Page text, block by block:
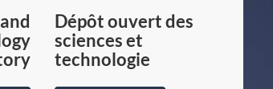
du
Canada
Dépôt ouvert des
sciences et
technologie